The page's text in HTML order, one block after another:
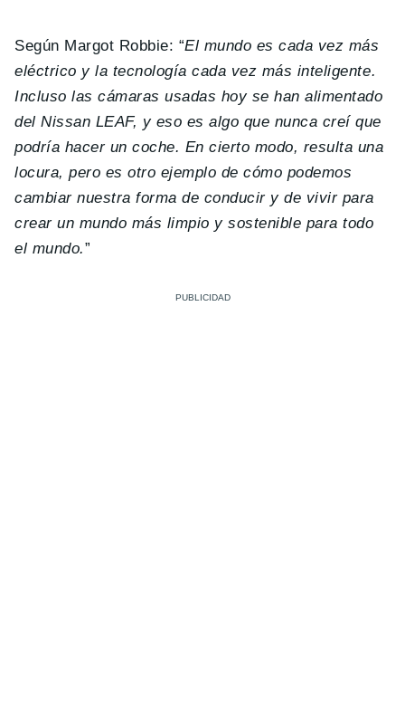
Según Margot Robbie: “El mundo es cada vez más
eléctrico y la tecnología cada vez más inteligente.
Incluso las cámaras usadas hoy se han alimentado
del Nissan LEAF, y eso es algo que nunca creí que
podría hacer un coche. En cierto modo, resulta una
locura, pero es otro ejemplo de cómo podemos
cambiar nuestra forma de conducir y de vivir para
crear un mundo más limpio y sostenible para todo
el mundo.”